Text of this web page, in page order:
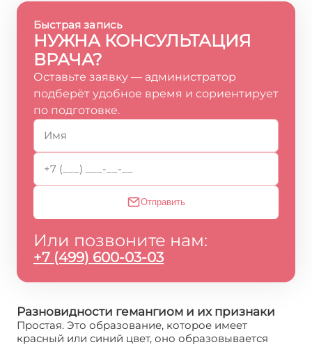
Быстрая запись
НУЖНА КОНСУЛЬТАЦИЯ
ВРАЧА?
Оставьте заявку — администратор
подберёт удобное время и сориентирует
по подготовке.
Отправить
Или позвоните нам:
+7 (499) 600-03-03
Разновидности гемангиом и их признаки
Простая. Это образование, которое имеет
красный или синий цвет, оно образовывается